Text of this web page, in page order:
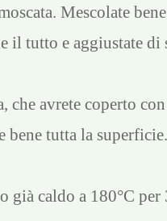
Mescolate
il tutto e aggiustate di
che avrete coperto
bene tutta la superficie.
già caldo a 180°C